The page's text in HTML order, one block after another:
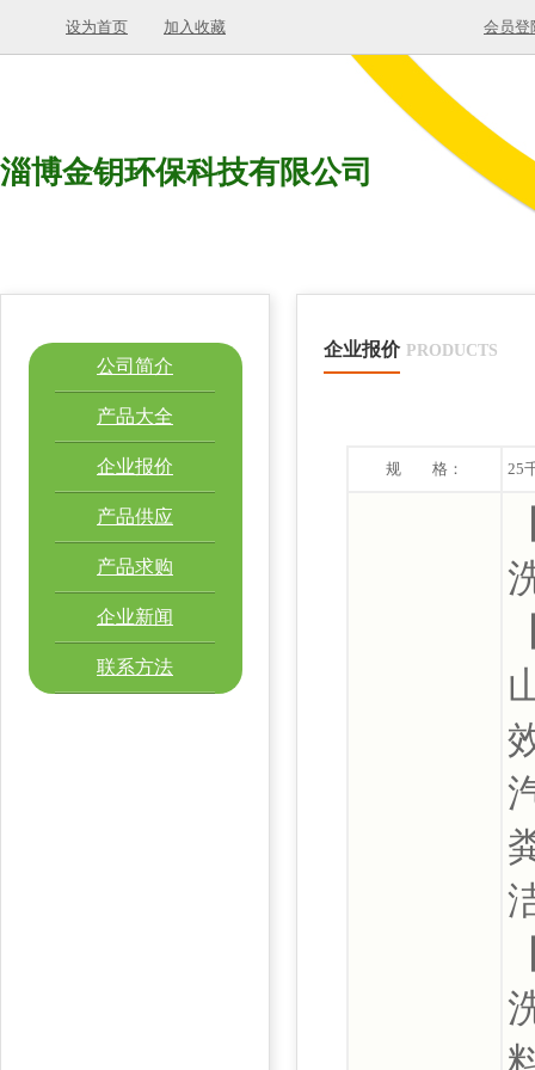
设为首页 加入收藏 会员登
淄博金钥环保科技有限公司
公司简介
产品大全
企业报价
产品供应
产品求购
企业新闻
联系方法
企业报价 PRODUCTS
规 格： 25